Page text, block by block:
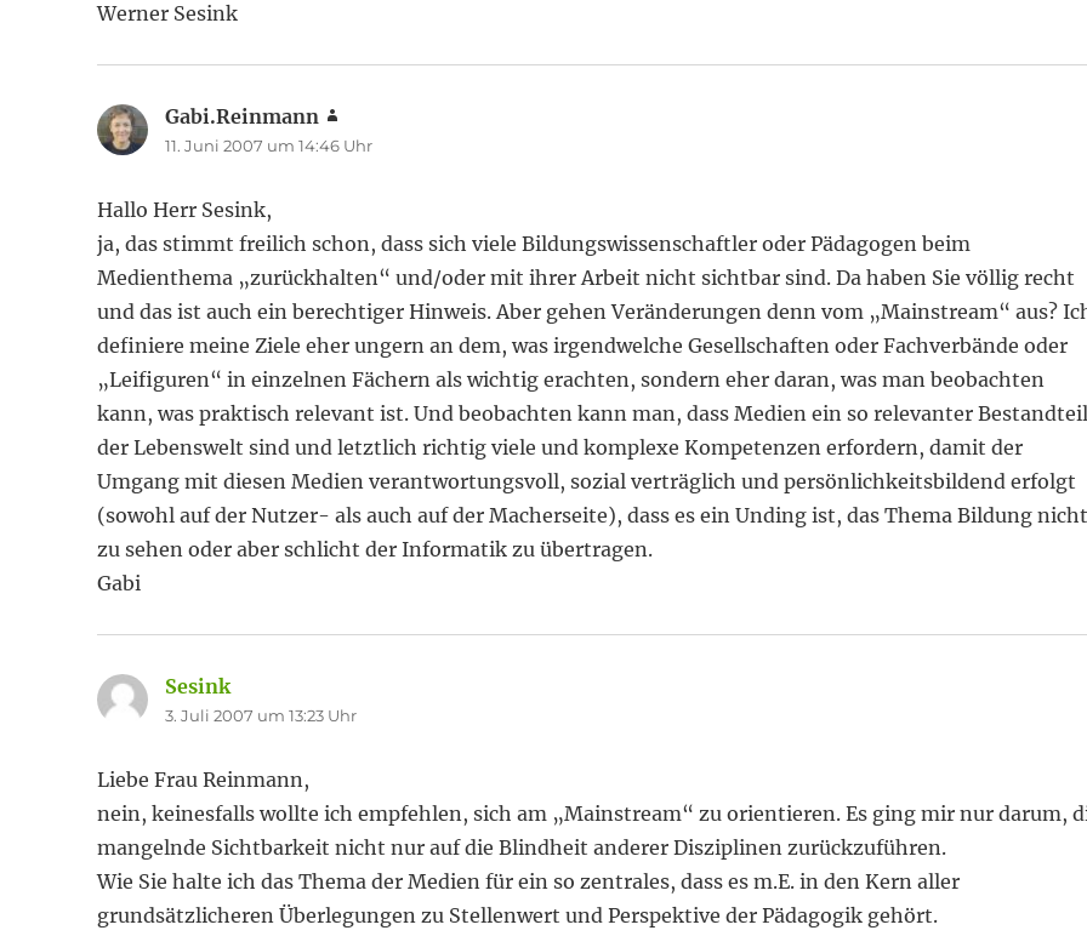
Werner Sesink
Gabi.Reinmann
11. Juni 2007 um 14:46 Uhr
Hallo Herr Sesink,
ja, das stimmt freilich schon, dass sich viele Bildungswissenschaftler oder Pädagogen beim
Medienthema „zurückhalten“ und/oder mit ihrer Arbeit nicht sichtbar sind. Da haben Sie völlig recht
und das ist auch ein berechtiger Hinweis. Aber gehen Veränderungen denn vom „Mainstream“ aus?
definiere meine Ziele eher ungern an dem, was irgendwelche Gesellschaften oder Fachverbände oder
„Leifiguren“ in einzelnen Fächern als wichtig erachten, sondern eher daran, was man beobachten
kann, was praktisch relevant ist. Und beobachten kann man, dass Medien ein so relevanter
der Lebenswelt sind und letztlich richtig viele und komplexe Kompetenzen erfordern, damit der
Umgang mit diesen Medien verantwortungsvoll, sozial verträglich und persönlichkeitsbildend erfolgt
(sowohl auf der Nutzer- als auch auf der Macherseite), dass es ein Unding ist, das Thema Bildung
zu sehen oder aber schlicht der Informatik zu übertragen.
Gabi
Sesinksagt:
3. Juli 2007 um 13:23 Uhr
Liebe Frau Reinmann,
nein, keinesfalls wollte ich empfehlen, sich am „Mainstream“ zu orientieren. Es ging mir nur darum,
mangelnde Sichtbarkeit nicht nur auf die Blindheit anderer Disziplinen zurückzuführen.
Wie Sie halte ich das Thema der Medien für ein so zentrales, dass es m.E. in den Kern aller
grundsätzlicheren Überlegungen zu Stellenwert und Perspektive der Pädagogik gehört.